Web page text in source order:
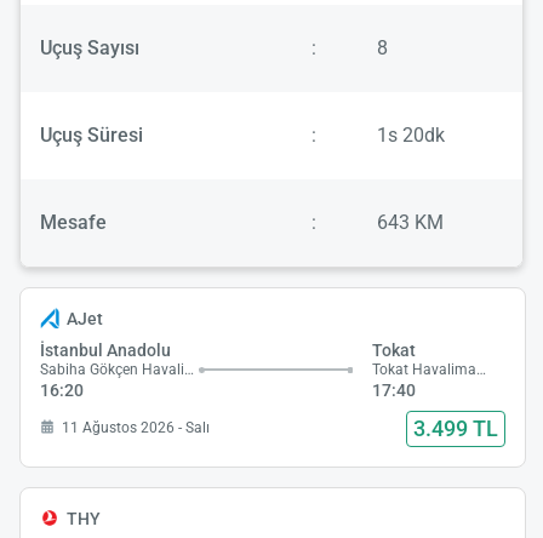
Uçuş Sayısı : 8
Uçuş Süresi : 1s 20dk
Mesafe : 643 KM
AJet
İstanbul Anadolu
Sabiha Gökçen Havalimanı
16:20
Tokat
Tokat Havalimanı
17:40
11 Ağustos 2026 - Salı 3.499 TL
THY